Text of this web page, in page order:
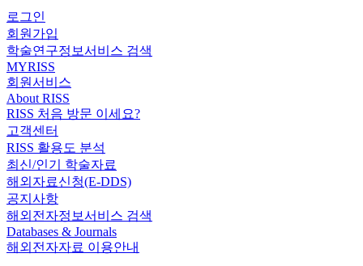
로그인
회원가입
학술연구정보서비스 검색
MYRISS
회원서비스
About RISS
RISS 처음 방문 이세요?
고객센터
RISS 활용도 분석
최신/인기 학술자료
해외자료신청(E-DDS)
공지사항
해외전자정보서비스 검색
Databases & Journals
해외전자자료 이용안내